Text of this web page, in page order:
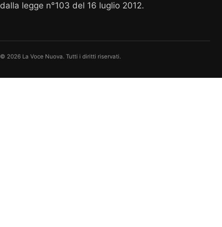
dalla legge n°103 del 16 luglio 2012.
© 2026 La Voce Nuova. Tutti i diritti riservati.